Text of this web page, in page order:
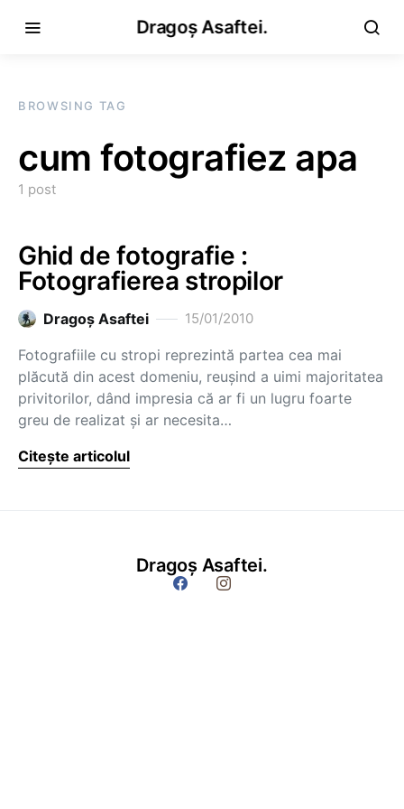
Dragoș Asaftei.
BROWSING TAG
cum fotografiez apa
1 post
Ghid de fotografie :
Fotografierea stropilor
Dragoş Asaftei 15/01/2010
Fotografiile cu stropi reprezintă partea cea mai
plăcută din acest domeniu, reuşind a uimi majoritatea
privitorilor, dând impresia că ar fi un lugru foarte
greu de realizat şi ar necesita…
Citește articolul
Dragoș Asaftei.